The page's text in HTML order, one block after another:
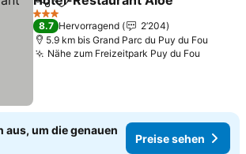
TeilenZu Favoriten hinzufügen
3 Sterne
8.7 Hervorragend
2’204
5.9 km bis Grand Parc du Puy du Fou
Nähe zum Freizeitpark Puy du Fou
aus, um die genauen
Preise sehen